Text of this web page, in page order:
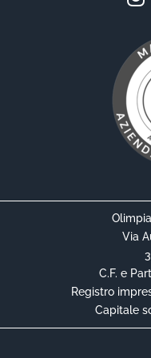
Via
C.F. e
Registro
Capitale